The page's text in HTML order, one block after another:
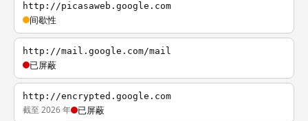
http://picasaweb.google.com
间歇性
http://mail.google.com/mail
已屏蔽
http://encrypted.google.com
截至 2026 年 已屏蔽